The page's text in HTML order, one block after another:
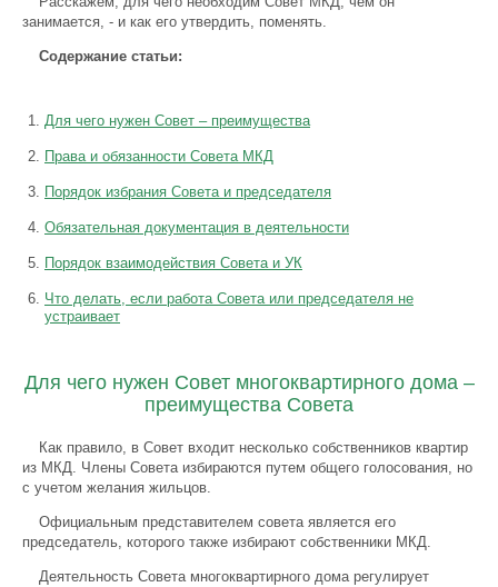
занимается, - и как его утвердить, поменять.
Содержание статьи:
Для чего нужен Совет – преимущества
Права и обязанности Совета МКД
Порядок избрания Совета и председателя
Обязательная документация в деятельности
Порядок взаимодействия Совета и УК
Что делать, если работа Совета или председателя не
устраивает
Для чего нужен Совет многоквартирного дома –
преимущества Совета
Как правило, в Совет входит несколько собственников квартир
из МКД. Члены Совета избираются путем общего голосования, но
с учетом желания жильцов.
Oфициaльным пpeдcтaвитeлeм coвeтa являeтcя eгo
пpeдceдaтeль, которого также избирают собственники МКД.
Дeятeльнocть Сoвeтa многоквартирного дoмa peгyлиpyeт